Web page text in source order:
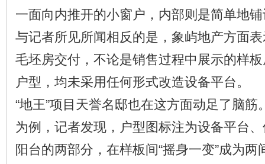
一面向内推开的小窗户，内部则是简单地
与记者所见所闻相反的是，象屿地产方面
毛坯房交付，不论是销售过程中展示的样
户型，均未采用任何形式改造设备平台。
“地王”项目天誉名邸也在这方面动足了脑筋
为例，记者发现，户型图标注为设备平台
阳台的两部分，在样板间“摇身一变”成为